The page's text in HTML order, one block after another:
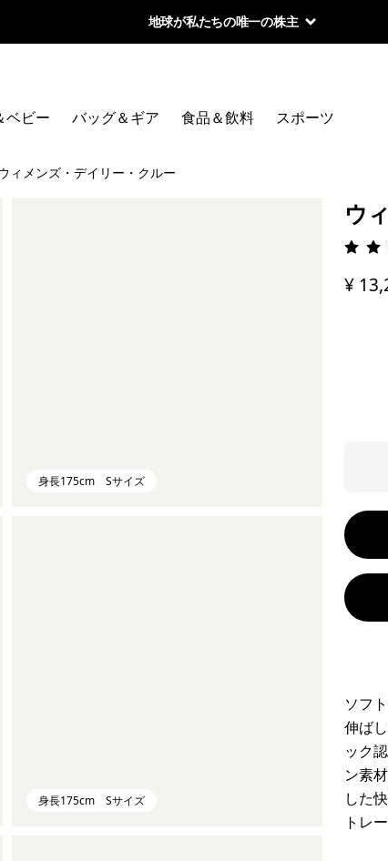
地球が私たちの唯一の株主
ベビー バッグ＆ギア 食品＆飲料 スポーツ
ィメンズ・デイリー・クルー
身長175cm Sサイズ
身長175cm Sサイズ
ウ
¥
ソフ
伸ば
ック
ン素
した
トレ